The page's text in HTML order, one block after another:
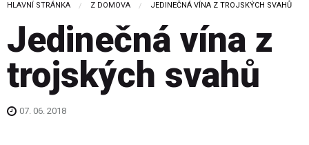
HLAVNÍ STRÁNKA Z DOMOVA CURRENT:
JEDINEČNÁ VÍNA Z TROJSKÝCH SVAHŮ
Jedinečná vína z
trojských svahů
07. 06. 2018